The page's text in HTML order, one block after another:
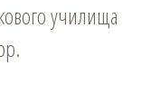
училища